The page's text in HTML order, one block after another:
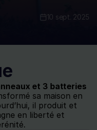
10 sept. 2025
et 3 batteries
sa maison en
il produit et
en liberté et